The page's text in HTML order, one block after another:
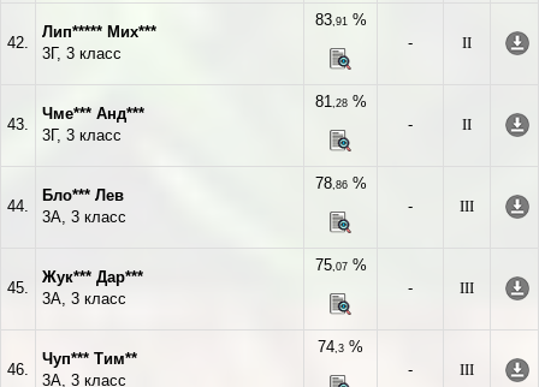
42.
Лип***** Мих***
3Г, 3 класс
83,91%
-
II
43.
Чме*** Анд***
3Г, 3 класс
81,28%
-
II
44.
Бло*** Лев
3А, 3 класс
78,86%
-
III
45.
Жук*** Дар***
3А, 3 класс
75,07%
-
III
46.
Чуп*** Тим**
3А, 3 класс
74,3 %
-
III